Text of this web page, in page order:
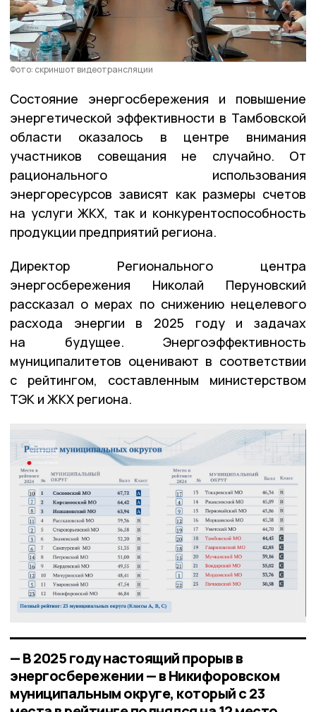
Фото: скриншот видеотрансляции
Состояние энергосбережения и повышение
энергетической эффективности в Тамбовской
области оказалось в центре внимания
участников совещания не случайно. От
рационального использования
энергоресурсов зависят как размеры счетов
на услуги ЖКХ, так и конкурентоспособность
продукции предприятий региона.
Директор Регионального центра
энергосбережения Николай Перуновский
рассказал о мерах по снижению нецелевого
расхода энергии в 2025 году и задачах
на будущее. Энергоэффективность
муниципалитетов оценивают в соответствии
с рейтингом, составленным министерством
ТЭК и ЖКХ региона.
— В 2025 году настоящий прорыв в
энергосбережении — в Никифоровском
муниципальным округе, который с 23